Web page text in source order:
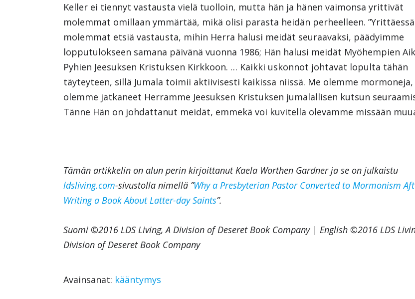
Keller ei tiennyt vastausta vielä tuolloin, mutta hän ja hänen vaimonsa yrittivät
molemmat omillaan ymmärtää, mikä olisi parasta heidän perheelleen.
molemmat etsiä vastausta, mihin Herra halusi meidät seuraavaksi, päädyimme
lopputulokseen samana päivänä vuonna 1986; Hän halusi meidät Myöhempien
Pyhien Jeesuksen Kristuksen Kirkkoon. … Kaikki uskonnot johtavat lopulta tähän
täyteyteen, sillä Jumala toimii aktiivisesti kaikissa niissä. Me olemme
olemme jatkaneet Herramme Jeesuksen Kristuksen jumalallisen kutsun
Tänne Hän on johdattanut meidät, emmekä voi kuvitella olevamme missään
Tämän artikkelin on alun perin kirjoittanut Kaela Worthen Gardner ja se on julkaistu
ldsliving.com-sivustolla nimellä ”Why a Presbyterian Pastor Converted to Mormonism
Writing a Book About Latter-day Saints”.
Suomi ©2016 LDS Living, A Division of Deseret Book Company | English ©2016 LDS
Division of Deseret Book Company
Avainsanat: kääntymys